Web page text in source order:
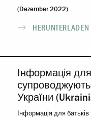
(Dezember 2022)
HERUNTERLADEN
Інформація для
супроводжують
України
Інформація для